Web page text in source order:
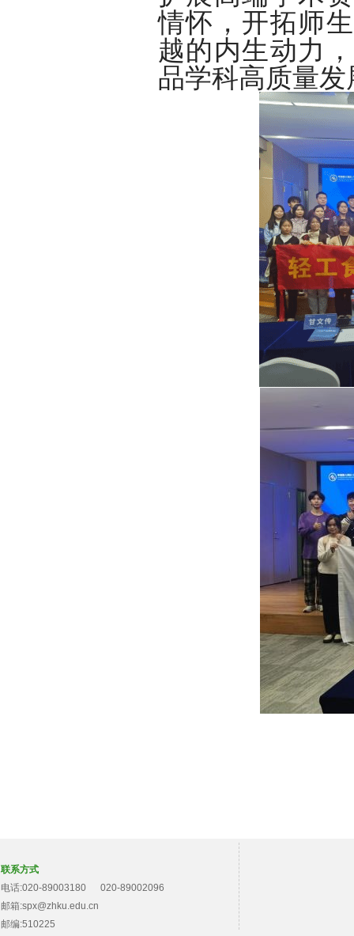
情怀，开拓师
越的内生动力
品学科高质量发
联系方式
电话:020-89003180 020-89002096
邮箱:spx@zhku.edu.cn
邮编:510225